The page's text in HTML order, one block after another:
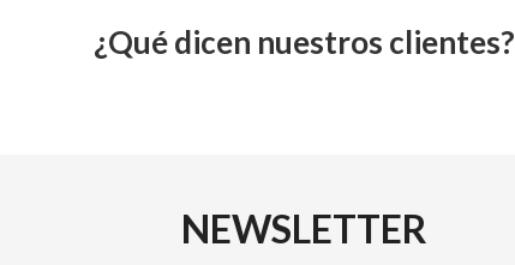
¿Qué dicen nuestros clientes?
NEWSLETTER